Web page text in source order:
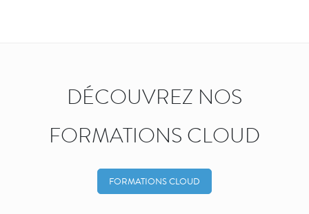
DÉCOUVREZ NOS
FORMATIONS CLOUD
FORMATIONS CLOUD